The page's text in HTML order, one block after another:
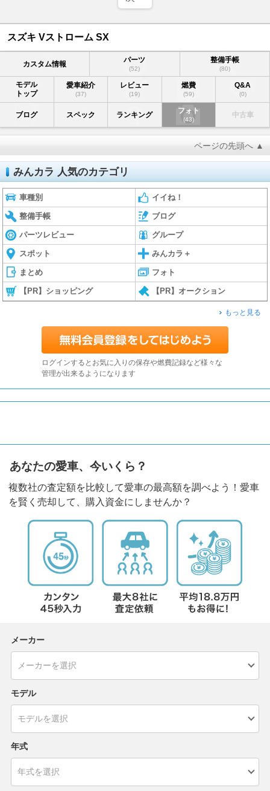
スズキ Vストローム SX
カスタム情報 パーツ
(52)
整備手帳
(80)
モデル
トップ
愛車紹介
(37)
レビュー
(19)
燃費
(59)
Q&A
(0)
ブログ スペック ランキング フォト
(43)
中古車
ページの先頭へ ▲
みんカラ 人気のカテゴリ
車種別 イイね！
整備手帳 ブログ
パーツレビュー グループ
スポット みんカラ＋
まとめ フォト
【PR】ショッピング 【PR】オークション
もっと見る
ログインするとお気に入りの保存や燃費記録など様々な
管理が出来るようになります
あなたの愛車、今いくら？
複数社の査定額を比較して愛車の最高額を調べよう！愛車
を賢く売却して、購入資金にしませんか？
メーカー
モデル
年式